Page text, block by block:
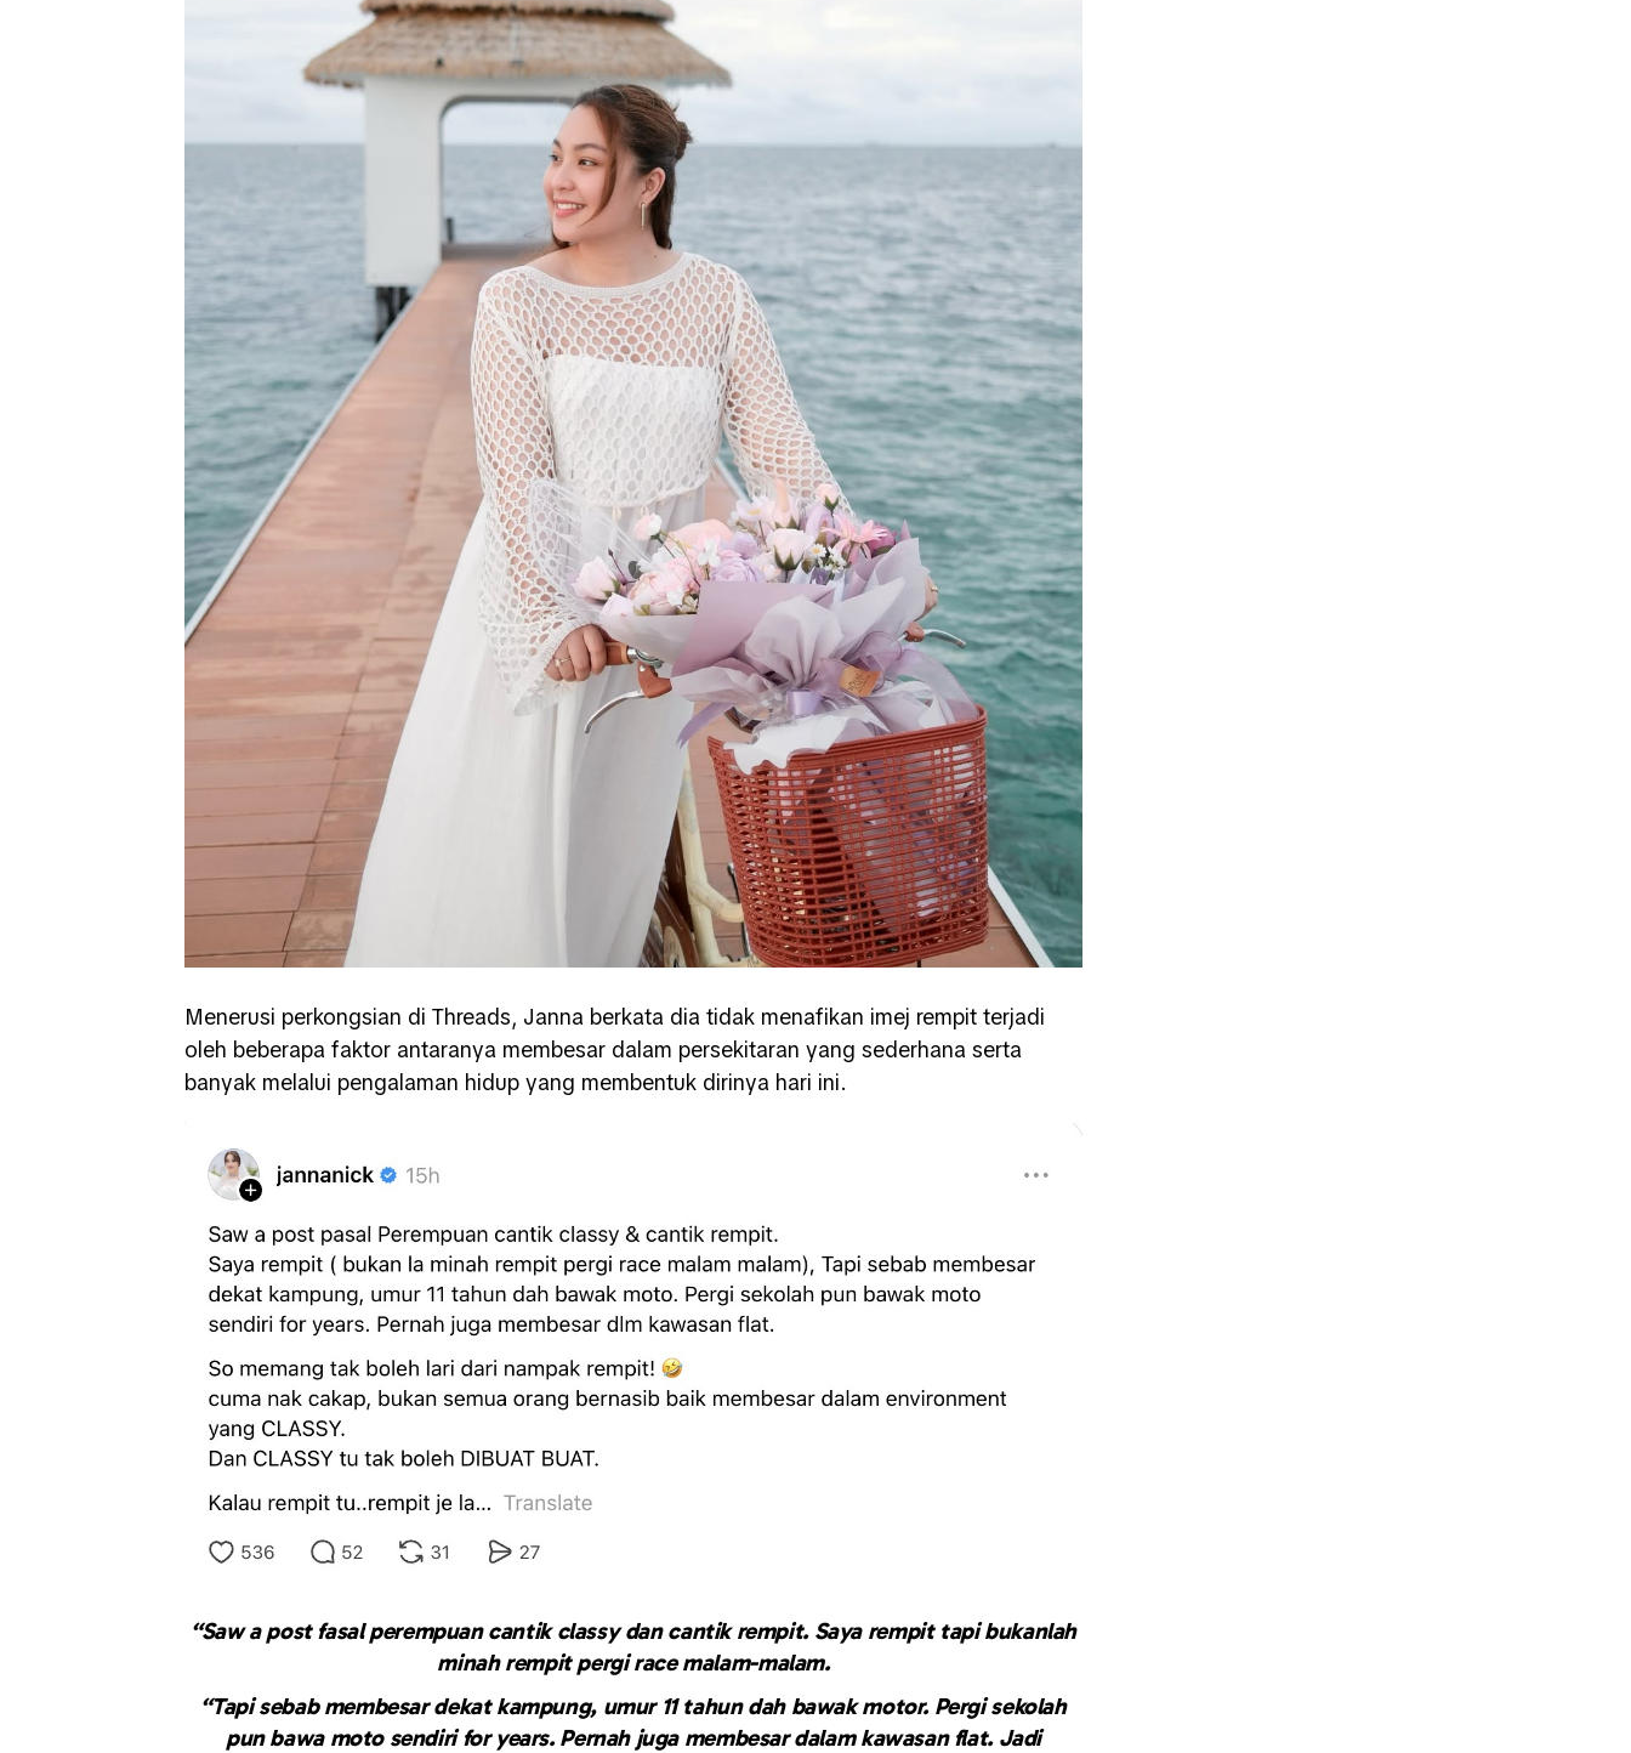
Menerusi perkongsian di Threads, Janna berkata dia tidak menafikan imej rempit terjadi
oleh beberapa faktor antaranya membesar dalam persekitaran yang sederhana serta
banyak melalui pengalaman hidup yang membentuk dirinya hari ini.
“Saw a post fasal perempuan cantik classy dan cantik rempit. Saya rempit tapi bukanlah
minah rempit pergi race malam-malam.
“Tapi sebab membesar dekat kampung, umur 11 tahun dah bawak motor. Pergi sekolah
pun bawa moto sendiri for years. Pernah juga membesar dalam kawasan flat. Jadi